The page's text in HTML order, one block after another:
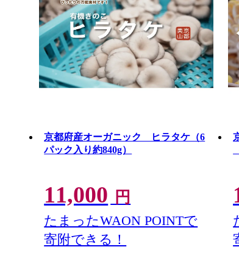
京都府産オーガニック ヒラタケ（6
パック入り約840g）
11,000 円
たまったWAON POINTで
寄附できる！